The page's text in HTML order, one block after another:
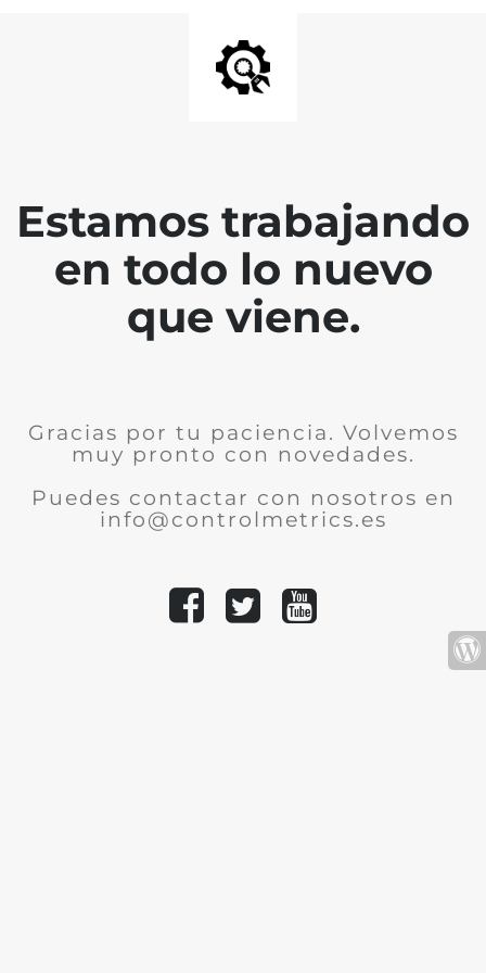
Estamos trabajando
en todo lo nuevo
que viene.
Gracias por tu paciencia. Volvemos
muy pronto con novedades.
Puedes contactar con nosotros en
info@controlmetrics.es